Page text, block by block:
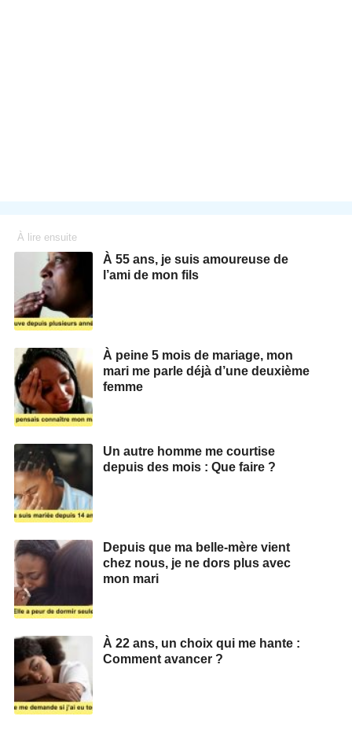
À lire ensuite
À 55 ans, je suis amoureuse de
l’ami de mon fils
À peine 5 mois de mariage, mon
mari me parle déjà d’une deuxième
femme
Un autre homme me courtise
depuis des mois : Que faire ?
Depuis que ma belle-mère vient
chez nous, je ne dors plus avec
mon mari
À 22 ans, un choix qui me hante :
Comment avancer ?